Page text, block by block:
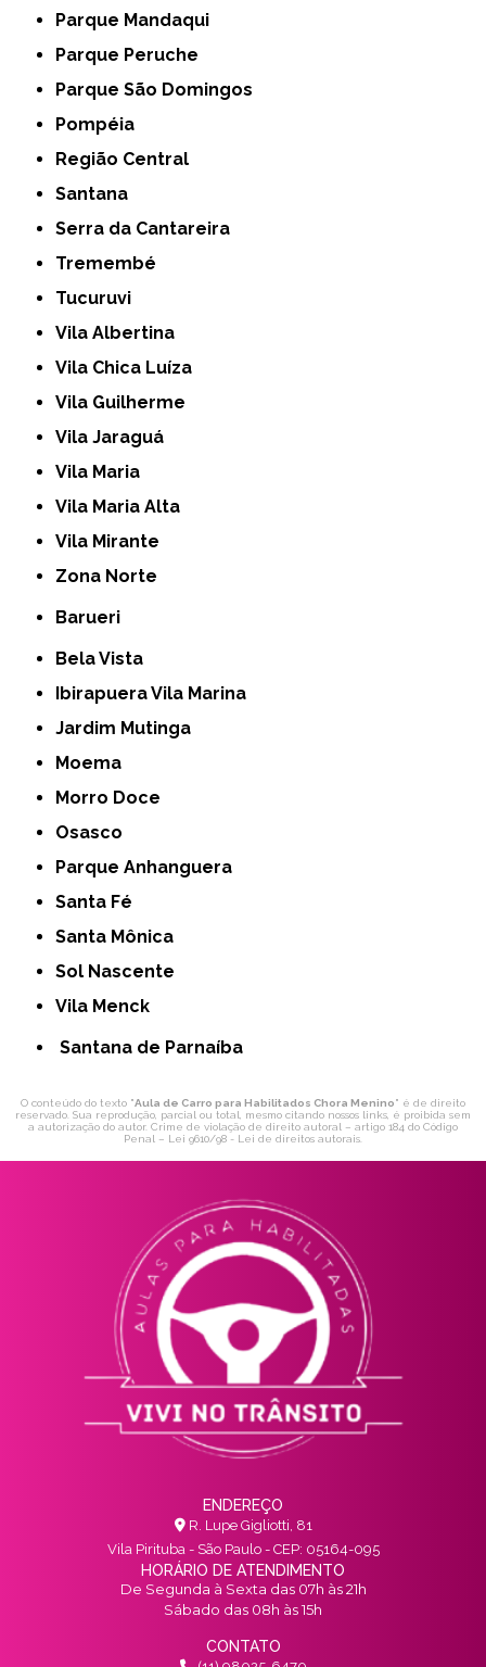
Parque Mandaqui
Parque Peruche
Parque São Domingos
Pompéia
Região Central
Santana
Serra da Cantareira
Tremembé
Tucuruvi
Vila Albertina
Vila Chica Luíza
Vila Guilherme
Vila Jaraguá
Vila Maria
Vila Maria Alta
Vila Mirante
Zona Norte
Barueri
Bela Vista
Ibirapuera Vila Marina
Jardim Mutinga
Moema
Morro Doce
Osasco
Parque Anhanguera
Santa Fé
Santa Mônica
Sol Nascente
Vila Menck
Santana de Parnaíba
O conteúdo do texto "Aula de Carro para Habilitados Chora Menino" é de direito
reservado. Sua reprodução, parcial ou total, mesmo citando nossos links, é proibida sem
a autorização do autor. Crime de violação de direito autoral – artigo 184 do Código
Penal – Lei 9610/98 - Lei de direitos autorais.
ENDEREÇO
R. Lupe Gigliotti, 81
Vila Pirituba - São Paulo - CEP: 05164-095
HORÁRIO DE ATENDIMENTO
De Segunda à Sexta das 07h às 21h
Sábado das 08h às 15h
CONTATO